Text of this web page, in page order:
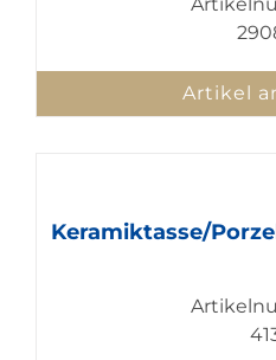
Artikel
Keramiktasse/